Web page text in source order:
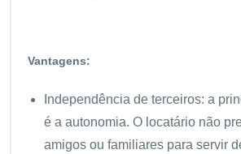
Vantagens:
Independência de terceiros: a
é a autonomia. O locatário não
amigos ou familiares para servir